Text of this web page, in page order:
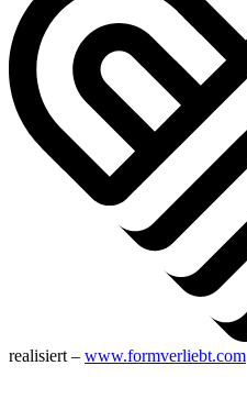
realisiert – www.formverliebt.com